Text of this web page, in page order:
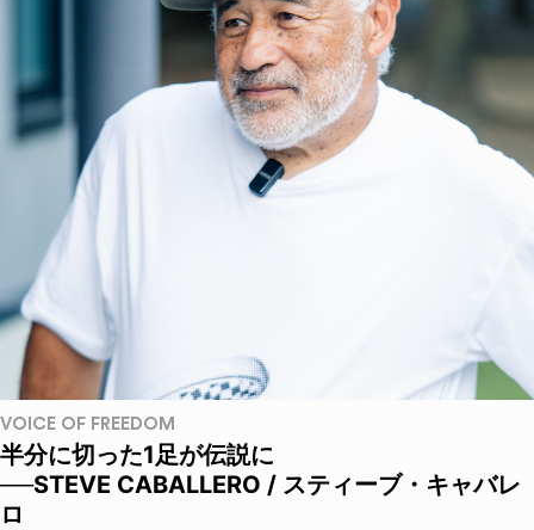
VOICE OF FREEDOM
半分に切った1足が伝説に
──STEVE CABALLERO / スティーブ・キャバレ
ロ